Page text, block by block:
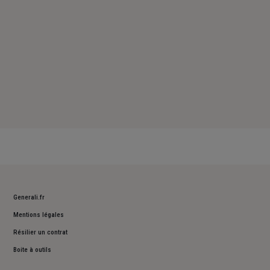
Generali.fr
Mentions légales
Résilier un contrat
Boite à outils